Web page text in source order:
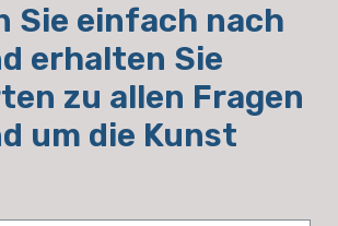
Sie einfach nach
erhalten Sie
zu allen Fragen
um die Kunst